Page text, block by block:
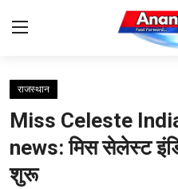
Home
Contact
About Us
राजस्थान
Miss Celeste
news: मिस सेलेस्ट
शुरू